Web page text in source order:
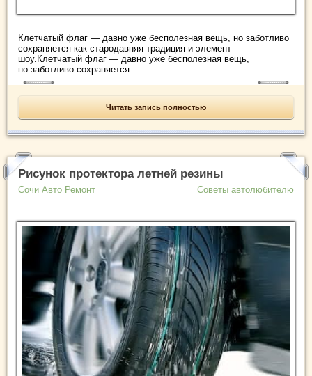
Клетчатый флаг — давно уже бесполезная вещь, но заботливо
сохраняется как стародавняя традиция и элемент
шоу.Клетчатый флаг — давно уже бесполезная вещь,
но заботливо сохраняется ...
Читать запись полностью
Рисунок протектора летней резины
Сочи Авто Ремонт Советы автолюбителю